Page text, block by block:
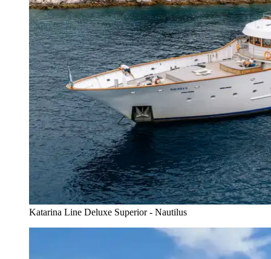
Katarina Line Deluxe Superior - Nautilus